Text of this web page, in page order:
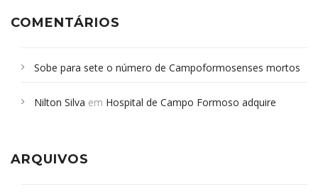
COMENTÁRIOS
Sobe para sete o número de Campoformosenses mortos
Campoformosenses que morreram em desabamentos são
Nilton Silva em Hospital de Campo Formoso adquire
ARQUIVOS